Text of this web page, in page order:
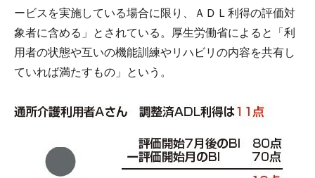
ービスを実施している場合に限り、ＡＤＬ利得の評価対
象者に含める」とされている。厚生労働省によると「利
用者の状態や互いの機能訓練やリハビリの内容を共有し
ていれば満たすもの」という。